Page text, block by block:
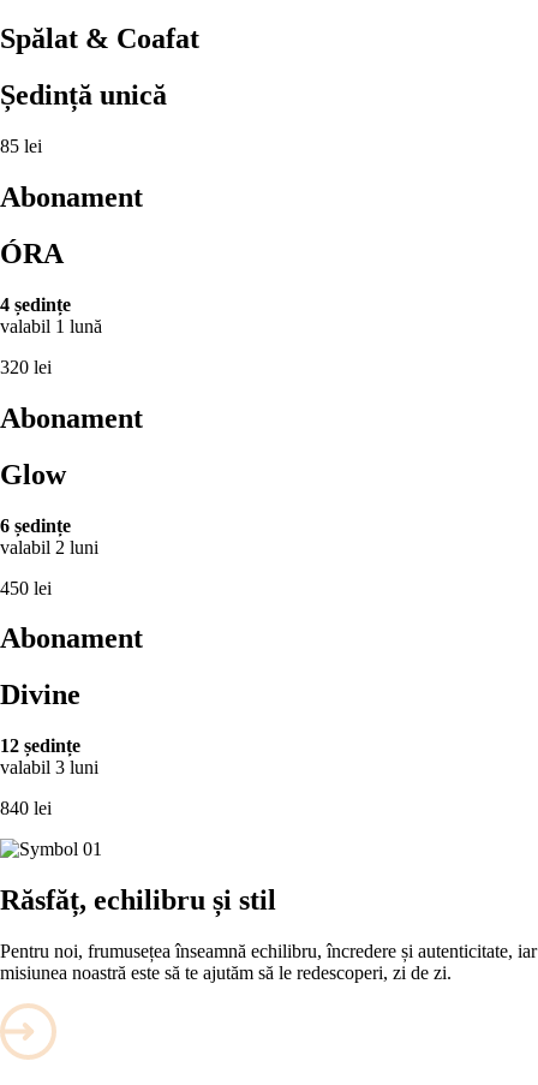
Spălat & Coafat
Ședință unică
85 lei
Abonament
ÓRA
4 ședințe
valabil 1 lună
320 lei
Abonament
Glow
6 ședințe
valabil 2 luni
450 lei
Abonament
Divine
12 ședințe
valabil 3 luni
840 lei
Răsfăț, echilibru și stil
Pentru noi, frumusețea înseamnă echilibru, încredere și autenticitate, iar
misiunea noastră este să te ajutăm să le redescoperi, zi de zi.